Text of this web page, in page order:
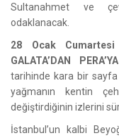
Sultanahmet ve
odaklanacak.
28 Ocak Cumartesi
GALATA’DAN
tarihinde kara bir sayfa
yağmanın kentin
değiştirdiğinin izlerini
İstanbul’un kalbi